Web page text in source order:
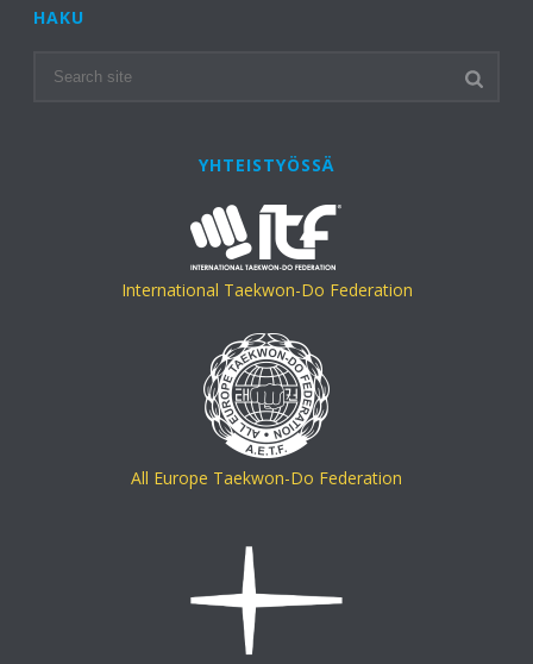
HAKU
YHTEISTYÖSSÄ
International Taekwon-Do Federation
All Europe Taekwon-Do Federation